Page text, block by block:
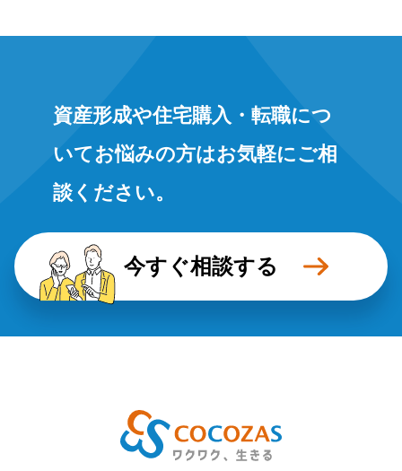
資産形成や住宅購入・転職につ
いてお悩みの方はお気軽にご相
談ください。
今すぐ相談する